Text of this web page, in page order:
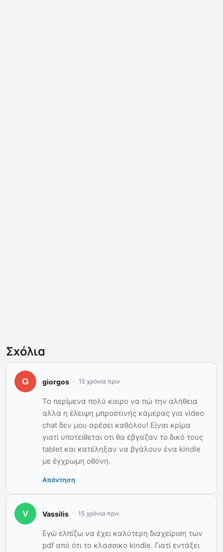
Σχόλια
giorgos 15 χρόνια πριν
Το περίμενα πολύ καιρο να πώ την αλήθεια
αλλα η έλειψη μπροστινής κάμερας για video
chat δεν μου αρέσει καθόλου! Είναι κρίμα
γιατί υποτείθεται οτι θα έβγαζαν το δικό τους
tablet και κατέληξαν να βγάλουν ένα kindle
με έγχρωμη οθόνη.
Απάντηση
Vassilis 15 χρόνια πριν
Εγώ ελπίζω να έχει καλύτερη διαχείριση των
pdf από ότι το κλασσικο kindle. Γιατί εντάξει